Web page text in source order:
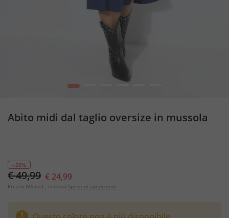
1
Abito midi dal taglio oversize in mussola
- 50%
€ 49,99 € 24,99
Prezzo IVA incl., escluso Spese di spedizione